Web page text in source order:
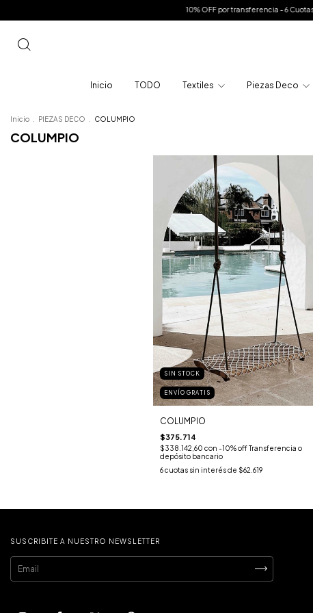
10% OFF por transferencia - 6 Cuotas sin
Inicio TODO Textiles Piezas Deco
Inicio PIEZAS DECO COLUMPIO
COLUMPIO
SIN STOCK
ENVÍO GRATIS
COLUMPIO
$375.714
$338.142,60 con -10% off Transferencia o
depósito bancario
6cuotas sin interés de $62.619
SUSCRIBITE A NUESTRO NEWSLETTER